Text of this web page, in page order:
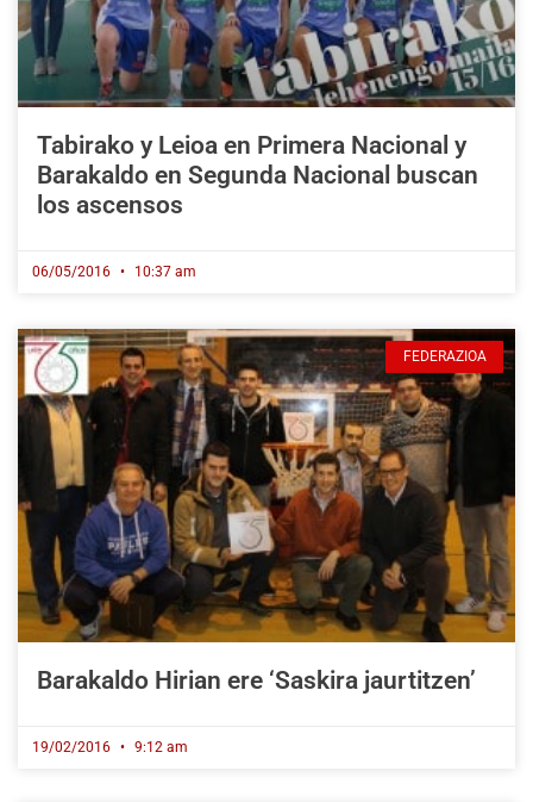
Tabirako y Leioa en Primera Nacional y
Barakaldo en Segunda Nacional buscan
los ascensos
06/05/2016 10:37 am
FEDERAZIOA
Barakaldo Hirian ere ‘Saskira jaurtitzen’
19/02/2016 9:12 am